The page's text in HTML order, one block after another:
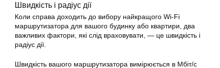
Швидкість і радіус дії
Коли справа доходить до вибору найкращого Wi-Fi
маршрутизатора для вашого будинку або квартири, два
важливих фактори, які слід враховувати, — це швидкість і
радіус дії.
Швидкість вашого маршрутизатора вимірюється в Мбіт/с